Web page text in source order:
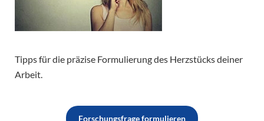
Tipps für die präzise Formulierung des Herzstücks deiner
Arbeit.
Forschungsfrage formulieren